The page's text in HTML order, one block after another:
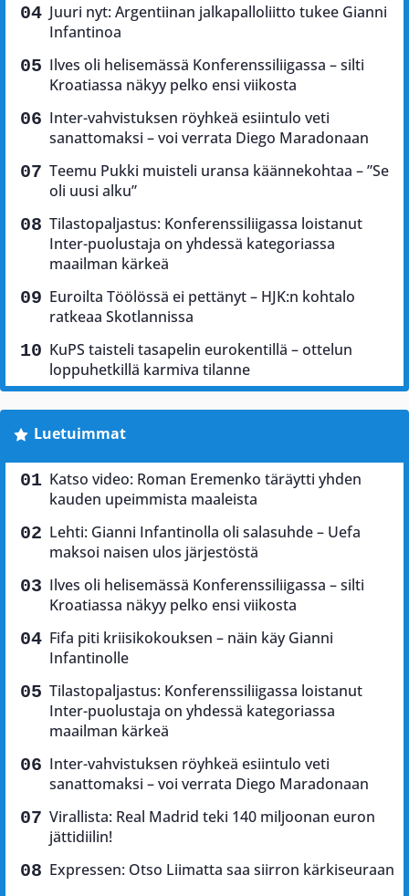
Juuri nyt: Argentiinan jalkapalloliitto tukee Gianni
Infantinoa
Ilves oli helisemässä Konferenssiliigassa – silti
Kroatiassa näkyy pelko ensi viikosta
Inter-vahvistuksen röyhkeä esiintulo veti
sanattomaksi – voi verrata Diego Maradonaan
Teemu Pukki muisteli uransa käännekohtaa – ”Se
oli uusi alku”
Tilastopaljastus: Konferenssiliigassa loistanut
Inter-puolustaja on yhdessä kategoriassa
maailman kärkeä
Euroilta Töölössä ei pettänyt – HJK:n kohtalo
ratkeaa Skotlannissa
KuPS taisteli tasapelin eurokentillä – ottelun
loppuhetkillä karmiva tilanne
Luetuimmat
Katso video: Roman Eremenko täräytti yhden
kauden upeimmista maaleista
Lehti: Gianni Infantinolla oli salasuhde – Uefa
maksoi naisen ulos järjestöstä
Ilves oli helisemässä Konferenssiliigassa – silti
Kroatiassa näkyy pelko ensi viikosta
Fifa piti kriisikokouksen – näin käy Gianni
Infantinolle
Tilastopaljastus: Konferenssiliigassa loistanut
Inter-puolustaja on yhdessä kategoriassa
maailman kärkeä
Inter-vahvistuksen röyhkeä esiintulo veti
sanattomaksi – voi verrata Diego Maradonaan
Virallista: Real Madrid teki 140 miljoonan euron
jättidiilin!
Expressen: Otso Liimatta saa siirron kärkiseuraan